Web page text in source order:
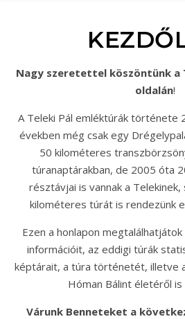
Nagy szeretettel köszöntünk a Teleki Pál emléktúrák
oldalán!
A Teleki Pál emléktúrák története
években még csak egy
50 kilométeres
túranaptárakban, de 2005 óta
résztávjai is vannak a
kilométeres túrát is rendezünk
Ezen a honlapon
információit, az eddigi túrák
képtárait, a túra történetét, illetve
Hóman Bálint életéről
Várunk Benneteket a